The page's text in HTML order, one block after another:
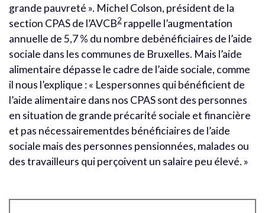
grande pauvreté ». Michel Colson, président de la
section CPAS de l’AVCB2 rappelle l’augmentation
annuelle de 5,7 % du nombre debénéficiaires de l’aide
sociale dans les communes de Bruxelles. Mais l’aide
alimentaire dépasse le cadre de l’aide sociale, comme
il nous l’explique : « Lespersonnes qui bénéficient de
l’aide alimentaire dans nos CPAS sont des personnes
en situation de grande précarité sociale et financière
et pas nécessairementdes bénéficiaires de l’aide
sociale mais des personnes pensionnées, malades ou
des travailleurs qui perçoivent un salaire peu élevé. »